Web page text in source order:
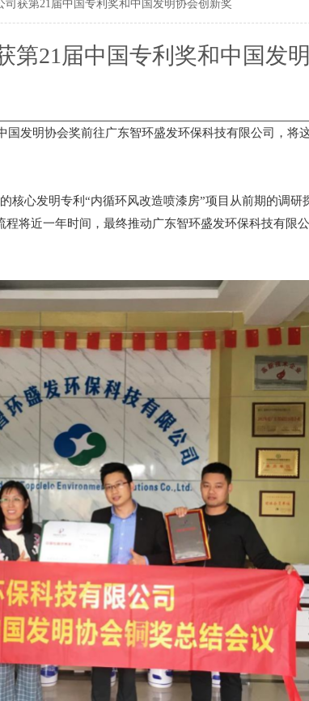
司获第21届中国专利奖和中国发明协会创新奖
第21届中国专利奖和中国发
发明协会奖前往广东智环盛发环保科技有限公司，将
核心发明专利“内循环风改造喷漆房”项目从前期的调研
将近一年时间，最终推动广东智环盛发环保科技有限